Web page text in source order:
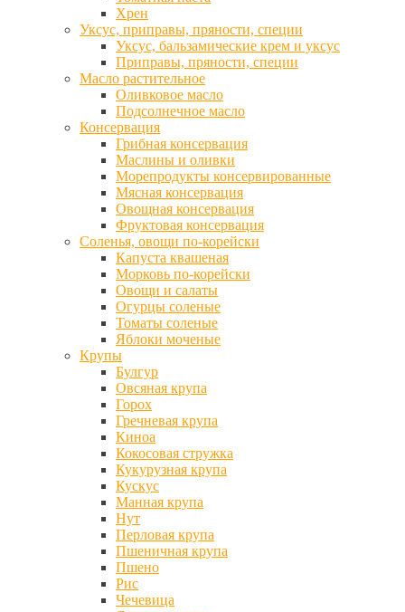
Хрен
Уксус, приправы, пряности, специи
Уксус, бальзамические крем и уксус
Приправы, пряности, специи
Масло растительное
Оливковое масло
Подсолнечное масло
Консервация
Грибная консервация
Маслины и оливки
Морепродукты консервированные
Мясная консервация
Овощная консервация
Фруктовая консервация
Соленья, овощи по-корейски
Капуста квашеная
Морковь по-корейски
Овощи и салаты
Огурцы соленые
Томаты соленые
Яблоки моченые
Крупы
Булгур
Овсяная крупа
Горох
Гречневая крупа
Киноа
Кокосовая стружка
Кукурузная крупа
Кускус
Манная крупа
Нут
Перловая крупа
Пшеничная крупа
Пшено
Рис
Чечевица